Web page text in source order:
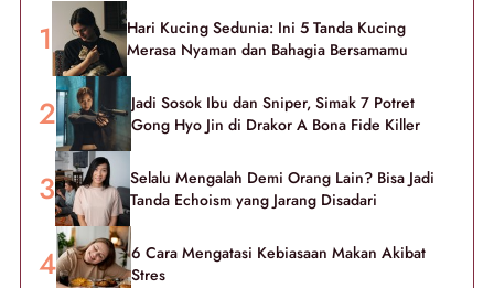
Hari Kucing Sedunia: Ini 5 Tanda Kucing
Merasa Nyaman dan Bahagia Bersamamu
Jadi Sosok Ibu dan Sniper, Simak 7 Potret
Gong Hyo Jin di Drakor A Bona Fide Killer
Selalu Mengalah Demi Orang Lain? Bisa Jadi
Tanda Echoism yang Jarang Disadari
6 Cara Mengatasi Kebiasaan Makan Akibat
Stres